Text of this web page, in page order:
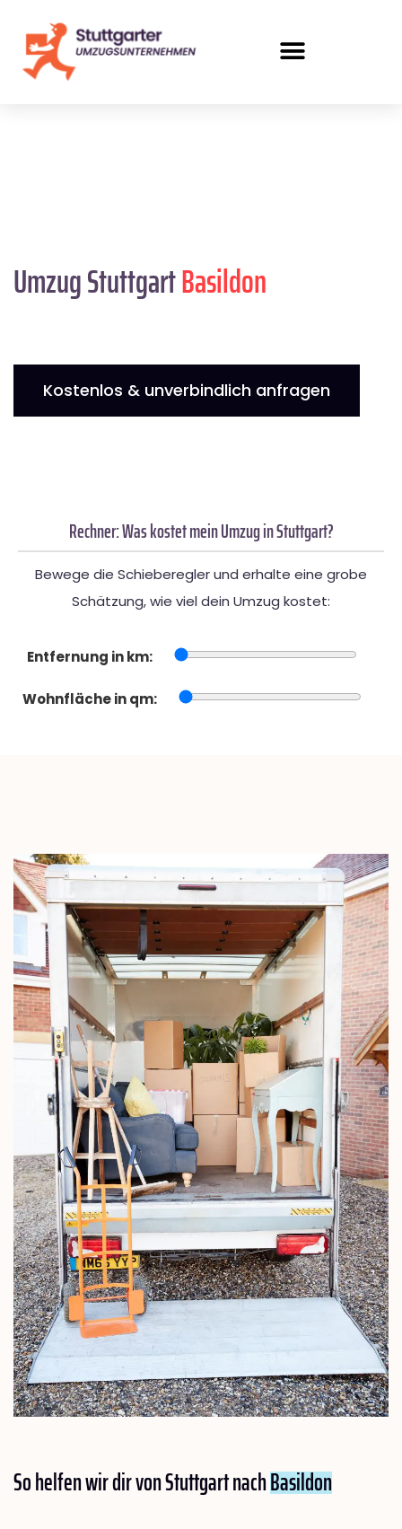
Umzug StuttgartBasildon
Kostenlos & unverbindlich anfragen
Rechner: Was kostet mein Umzug in Stuttgart?
Bewege die Schieberegler und erhalte eine grobe
Schätzung, wie viel dein Umzug kostet:
Entfernung in km:
Wohnfläche in qm:
So helfen wir dir von Stuttgart nachBasildon